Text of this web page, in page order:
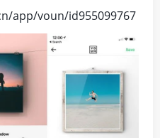
app/voun/id955099767